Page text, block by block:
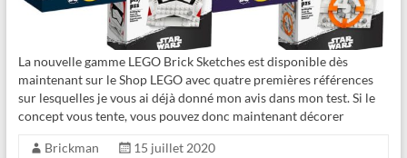
La nouvelle gamme LEGO Brick Sketches est disponible dès
maintenant sur le Shop LEGO avec quatre premières références
sur lesquelles je vous ai déjà donné mon avis dans mon test. Si le
concept vous tente, vous pouvez donc maintenant décorer
Brickman
15 juillet 2020